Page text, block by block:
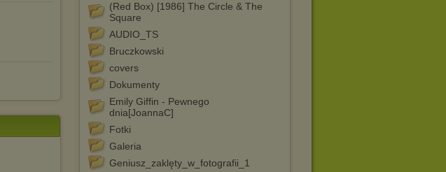
(Red Box) [1986] The Circle & The
Square
AUDIO_TS
Bruczkowski
covers
Dokumenty
Emily Giffin - Pewnego
dnia[JoannaC]
Fotki
Galeria
Geniusz_zaklęty_w_fotografii_1